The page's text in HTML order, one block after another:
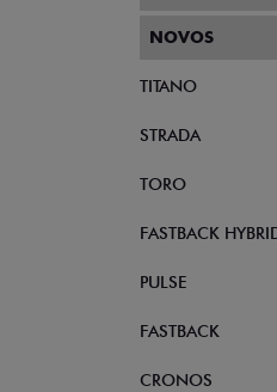
NOVOS
TITANO
STRADA
TORO
FASTBACK
PULSE
FASTBACK
CRONOS